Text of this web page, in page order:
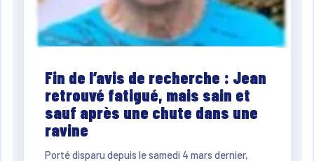
Fin de l’avis de recherche : Jean
retrouvé fatigué, mais sain et
sauf après une chute dans une
ravine
Porté disparu depuis le samedi 4 mars dernier,